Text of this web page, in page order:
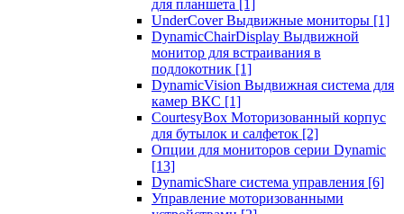
для планшета [1]
UnderCover Выдвижные мониторы [1]
DynamicChairDisplay Выдвижной
монитор для встраивания в
подлокотник [1]
DynamicVision Выдвижная система для
камер ВКС [1]
CourtesyBox Моторизованный корпус
для бутылок и салфеток [2]
Опции для мониторов серии Dynamic
[13]
DynamicShare система управления [6]
Управление моторизованными